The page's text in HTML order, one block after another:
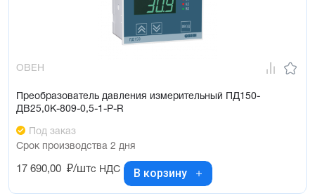
ОВЕН
Преобразователь давления измерительный ПД150-
ДВ25,0К-809-0,5-1-Р-R
Под заказ
Срок производства 2 дня
17 690,00 ₽/штс НДС В корзину